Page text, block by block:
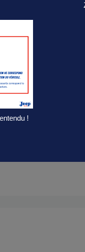
premium capable de
!